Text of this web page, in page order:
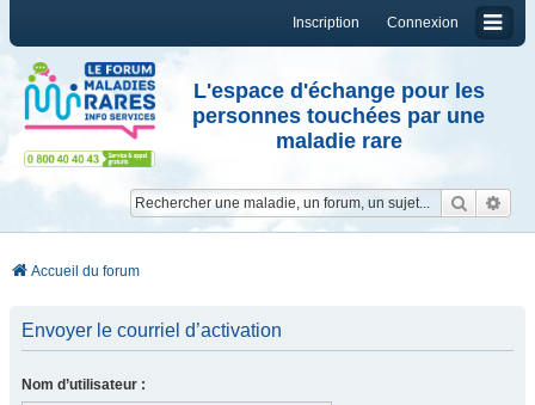
Connexion
Inscription
L'espace d'échange pour les
personnes touchées par une
maladie rare
Accueil du forum
Envoyer le courriel d’activation
Nom d’utilisateur :